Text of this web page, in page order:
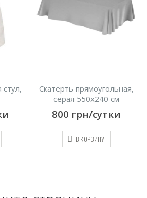
Скатерть прямоугольная,
серая 550х240 см
800 грн/сутки
В КОРЗИНУ